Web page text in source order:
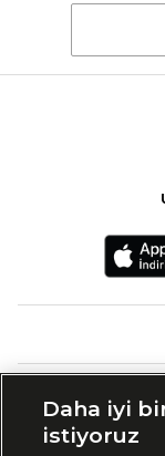
Daha iyi
istiyoruz